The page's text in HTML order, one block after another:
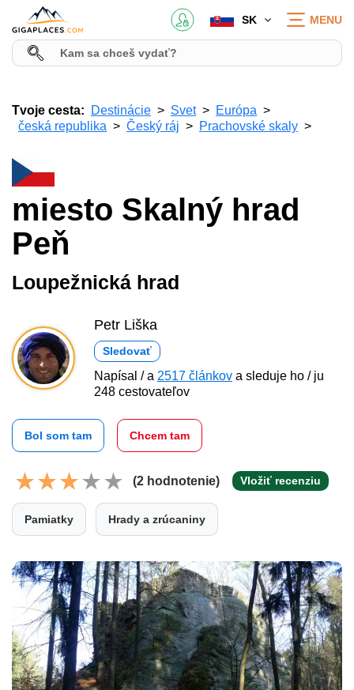
SK MENU
Tvoje cesta: Destinácie Svet
Európa
česká republika
Český ráj Prachovské skaly
miesto Skalný hrad
Peň
Loupežnická hrad
Petr Liška
Sledovať
Napísal / a 2517 článkov a sleduje ho / ju
248 cestovateľov
Bol som tam Chcem tam
(2 hodnotenie) Vložiť recenziu
Pamiatky Hrady a zrúcaniny